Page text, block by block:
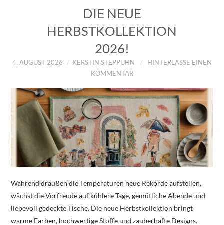
DIE NEUE
HERBSTKOLLEKTION
2026!
4. AUGUST 2026 KERSTIN STEPPUHN
HINTERLASSE EINEN
KOMMENTAR
Während draußen die Temperaturen neue Rekorde aufstellen,
wächst die Vorfreude auf kühlere Tage, gemütliche Abende und
liebevoll gedeckte Tische. Die neue Herbstkollektion bringt
warme Farben, hochwertige Stoffe und zauberhafte Designs.